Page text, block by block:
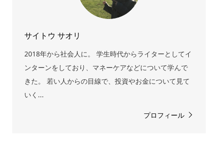
サイトウ サオリ
2018年から社会人に。 学生時代からライターとしてイ
ンターンをしており、マネーケアなどについて学んで
きた。 若い人からの目線で、投資やお金について見て
いく...
プロフィール